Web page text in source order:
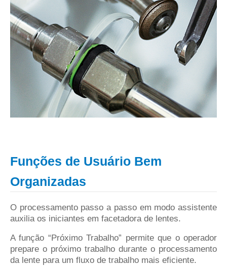
Funções de Usuário Bem
Organizadas
O processamento passo a passo em modo assistente
auxilia os iniciantes em facetadora de lentes.
A função “Próximo Trabalho” permite que o operador
prepare o próximo trabalho durante o processamento
da lente para um fluxo de trabalho mais eficiente.